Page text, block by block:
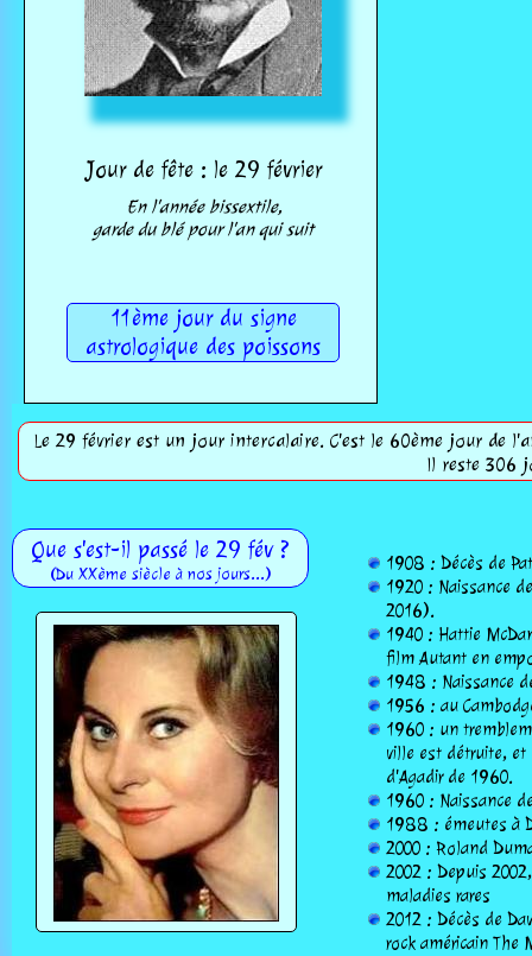
Jour de fête : le 29 février
En l'année bissextile,
garde du blé pour l'an qui suit
11ème jour du signe
astrologique des poissons
Le 29 février est un jour intercalaire. C'est le 60ème jour de
Il reste 306
Que s'est-il passé le 29 fév ?
(Du XXème siècle à nos jours...)
1908 : Décès de
1920 : Naissance
2016).
1940 : Hattie
film Autant en
1948 : Naissance
1956 : au
1960 : un
ville est détruite, et
d'Agadir de 1960.
1960 : Naissance
1988 : émeutes à
2000 : Roland
2002 : Depuis
maladies rares
2012 : Décès de
rock américain The